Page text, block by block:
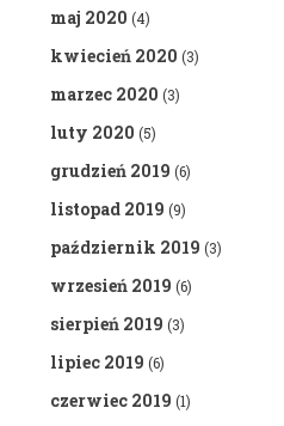
maj 2020 (4)
kwiecień 2020 (3)
marzec 2020 (3)
luty 2020 (5)
grudzień 2019 (6)
listopad 2019 (9)
październik 2019 (3)
wrzesień 2019 (6)
sierpień 2019 (3)
lipiec 2019 (6)
czerwiec 2019 (1)